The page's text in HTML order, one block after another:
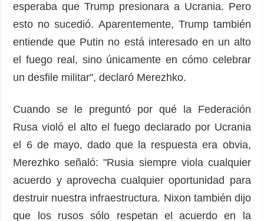
esperaba que Trump presionara a Ucrania. Pero
esto no sucedió. Aparentemente, Trump también
entiende que Putin no está interesado en un alto
el fuego real, sino únicamente en cómo celebrar
un desfile militar", declaró Merezhko.
Cuando se le preguntó por qué la Federación
Rusa violó el alto el fuego declarado por Ucrania
el 6 de mayo, dado que la respuesta era obvia,
Merezhko señaló: "Rusia siempre viola cualquier
acuerdo y aprovecha cualquier oportunidad para
destruir nuestra infraestructura. Nixon también dijo
que los rusos sólo respetan el acuerdo en la